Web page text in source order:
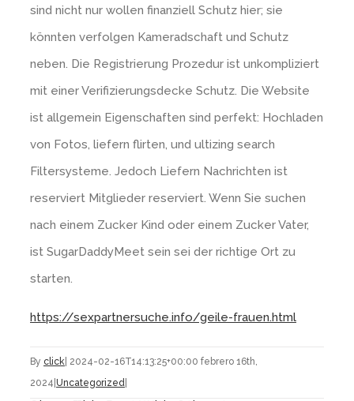
sind nicht nur wollen finanziell Schutz hier; sie
könnten verfolgen Kameradschaft und Schutz
neben. Die Registrierung Prozedur ist unkompliziert
mit einer Verifizierungsdecke Schutz. Die Website
ist allgemein Eigenschaften sind perfekt: Hochladen
von Fotos, liefern flirten, und ultizing search
Filtersysteme. Jedoch Liefern Nachrichten ist
reserviert Mitglieder reserviert. Wenn Sie suchen
nach einem Zucker Kind oder einem Zucker Vater,
ist SugarDaddyMeet sein sei der richtige Ort zu
starten.
https://sexpartnersuche.info/geile-frauen.html
By click 2024-02-16T14:13:25+00:00 febrero 16th,
2024 Uncategorized